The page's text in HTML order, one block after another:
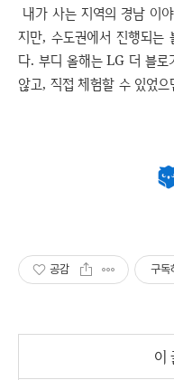
내가 사는 지역의 경남 이
지만, 수도권에서 진행되는
다. 부디 올해는 LG 더 블로
않고, 직접 체험할 수 있었
공감 구독
이